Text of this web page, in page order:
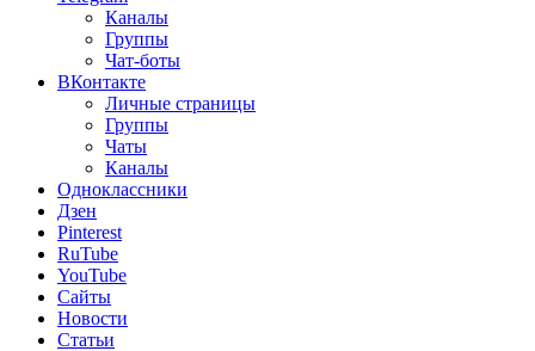
Каналы
Группы
Чат-боты
ВКонтакте
Личные страницы
Группы
Чаты
Каналы
Одноклассники
Дзен
Pinterest
RuTube
YouTube
Сайты
Новости
Статьи